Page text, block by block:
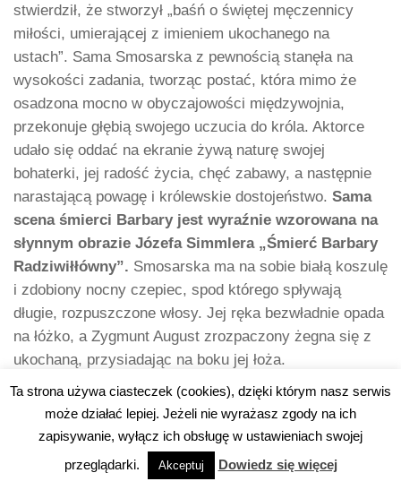
stwierdził, że stworzył „baśń o świętej męczennicy
miłości, umierającej z imieniem ukochanego na
ustach”. Sama Smosarska z pewnością stanęła na
wysokości zadania, tworząc postać, która mimo że
osadzona mocno w obyczajowości międzywojnia,
przekonuje głębią swojego uczucia do króla. Aktorce
udało się oddać na ekranie żywą naturę swojej
bohaterki, jej radość życia, chęć zabawy, a następnie
narastającą powagę i królewskie dostojeństwo. Sama
scena śmierci Barbary jest wyraźnie wzorowana na
słynnym obrazie Józefa Simmlera „Śmierć Barbary
Radziwiłłówny”. Smosarska ma na sobie białą koszulę
i zdobiony nocny czepiec, spod którego spływają
długie, rozpuszczone włosy. Jej ręka bezwładnie opada
na łóżko, a Zygmunt August zrozpaczony żegna się z
ukochaną, przysiadając na boku jej łoża.
Barbara Radziwiłłówna i kino powojenne –
Anna Dymna
Ta strona używa ciasteczek (cookies), dzięki którym nasz serwis
może działać lepiej. Jeżeli nie wyrażasz zgody na ich
zapisywanie, wyłącz ich obsługę w ustawieniach swojej
przeglądarki.
Akceptuj Dowiedz się więcej